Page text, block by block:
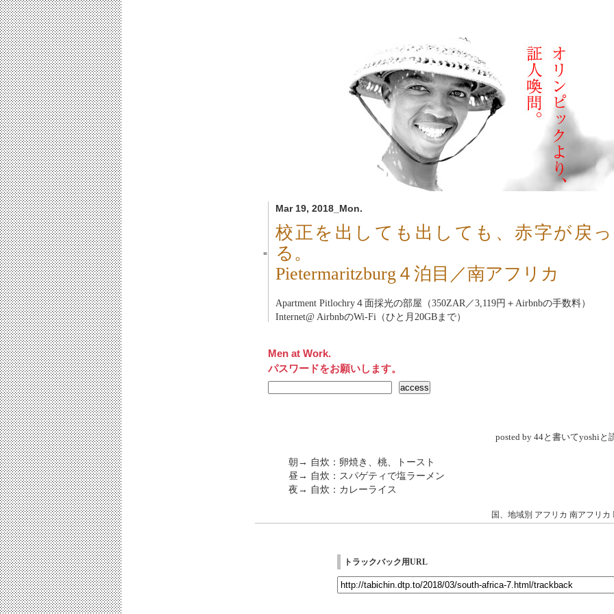
Mar 19, 2018_Mon.
■
校正を出しても出しても、赤字が戻
る。
Pietermaritzburg４泊目／南アフリカ
Apartment Pitlochry４面採光の部屋（350ZAR／3,119円＋Airbnbの手数料）
Internet@ AirbnbのWi-Fi（ひと月20GBまで）
Men at Work.
パスワードをお願いします。
posted by 44と書いてyoshiと
朝→ 自炊：卵焼き、桃、トースト
昼→ 自炊：スパゲティで塩ラーメン
夜→ 自炊：カレーライス
国、地域別 アフリカ 南アフリカ
トラックバック用URL